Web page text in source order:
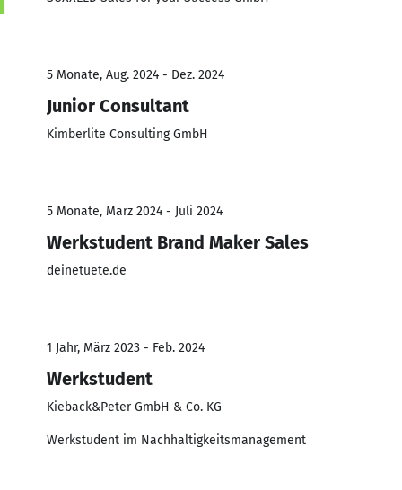
5 Monate, Aug. 2024 - Dez. 2024
Junior Consultant
Kimberlite Consulting GmbH
5 Monate, März 2024 - Juli 2024
Werkstudent Brand Maker Sales
deinetuete.de
1 Jahr, März 2023 - Feb. 2024
Werkstudent
Kieback&Peter GmbH & Co. KG
Werkstudent im Nachhaltigkeitsmanagement